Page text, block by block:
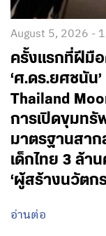
August 5, 2026 -
ครั้งแรกที่ฝีมือ
‘ศ.ดร.ยศชนัน
Thailand
การเปิดขุมทรั
มาตรฐานสา
เด็กไทย 3 ล้า
‘ผู้สร้างนวัตกร
อ่านต่อ